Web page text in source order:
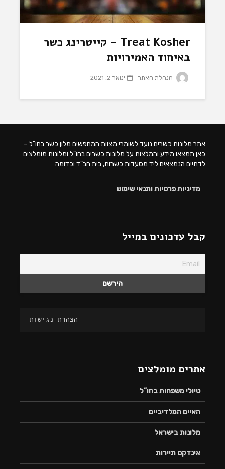
Treat Kosher – קייטרינג כשר
באיחוד האמירויות
הנהלת האתר ינואר 2, 2021
אתר מלונות כשרים נועד לשומרי מצוות המחפשים מלון כשר בחו"ל –
כאן תמצאו מידע והמלצות על מלונות כשרים בחו"ל ומלונות מומלצים
לדתיים הנמצאים ליד מסעדות כשרות, בית חב"ד וכדומה
מדיניות פרטיות ותנאי שימוש
קבל עדכונים במייל
הצהרת נגישות
אתרים מומלצים
טיולי משפחות בחו”ל
האיים המלדיביים
מלונות בישראל
אינדקס תיירות